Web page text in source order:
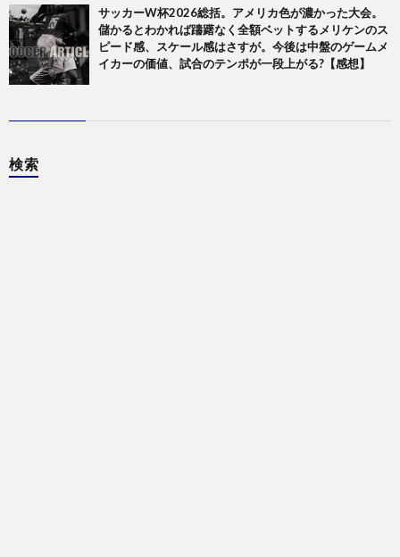
サッカーW杯2026総括。アメリカ色が濃かった大会。
儲かるとわかれば躊躇なく全額ベットするメリケンのス
ピード感、スケール感はさすが。今後は中盤のゲームメ
イカーの価値、試合のテンポが一段上がる?【感想】
検索